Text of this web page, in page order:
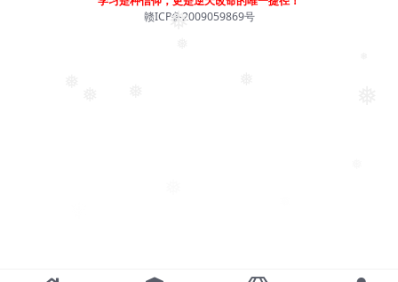
❅
赣ICP备2009059869号